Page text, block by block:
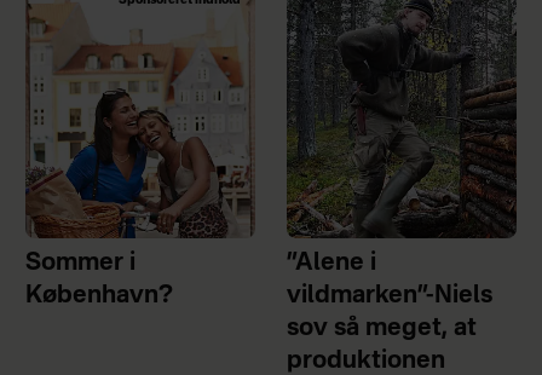
Sommer i
København?
”Alene i
vildmarken”-Niels
sov så meget, at
produktionen